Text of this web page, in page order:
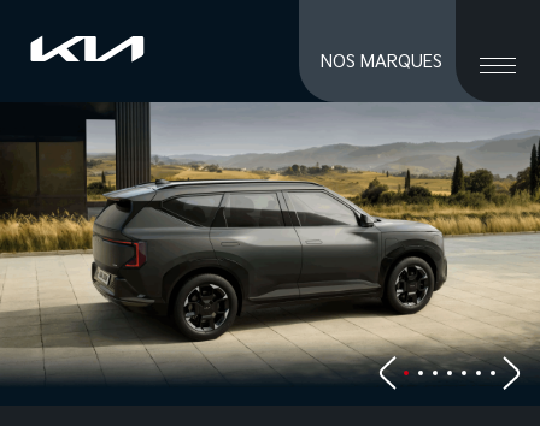
close
MARQUES
STOCK NEUF
OCCASIONS
SERVICES / VENTE
ATELIER
À PROPOS
ACCÈS ET CONTACTS
Private/Professional lease
NOS MARQUES